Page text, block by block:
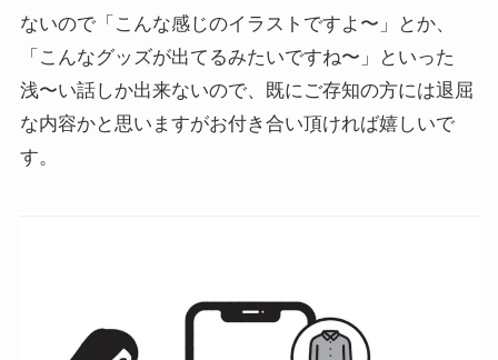
ないので「こんな感じのイラストですよ〜」とか、
「こんなグッズが出てるみたいですね〜」といった
浅〜い話しか出来ないので、既にご存知の方には退屈
な内容かと思いますがお付き合い頂ければ嬉しいで
す。